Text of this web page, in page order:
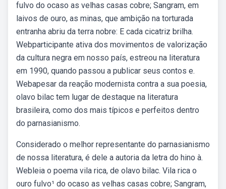
fulvo do ocaso as velhas casas cobre; Sangram, em
laivos de ouro, as minas, que ambição na torturada
entranha abriu da terra nobre: E cada cicatriz brilha.
Webparticipante ativa dos movimentos de valorização
da cultura negra em nosso país, estreou na literatura
em 1990, quando passou a publicar seus contos e.
Webapesar da reação modernista contra a sua poesia,
olavo bilac tem lugar de destaque na literatura
brasileira, como dos mais típicos e perfeitos dentro
do parnasianismo.
Considerado o melhor representante do parnasianismo
de nossa literatura, é dele a autoria da letra do hino à.
Webleia o poema vila rica, de olavo bilac. Vila rica o
ouro fulvo¹ do ocaso as velhas casas cobre; Sangram,